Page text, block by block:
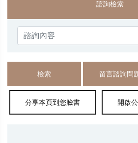
諮詢檢索
檢索 留言諮詢問